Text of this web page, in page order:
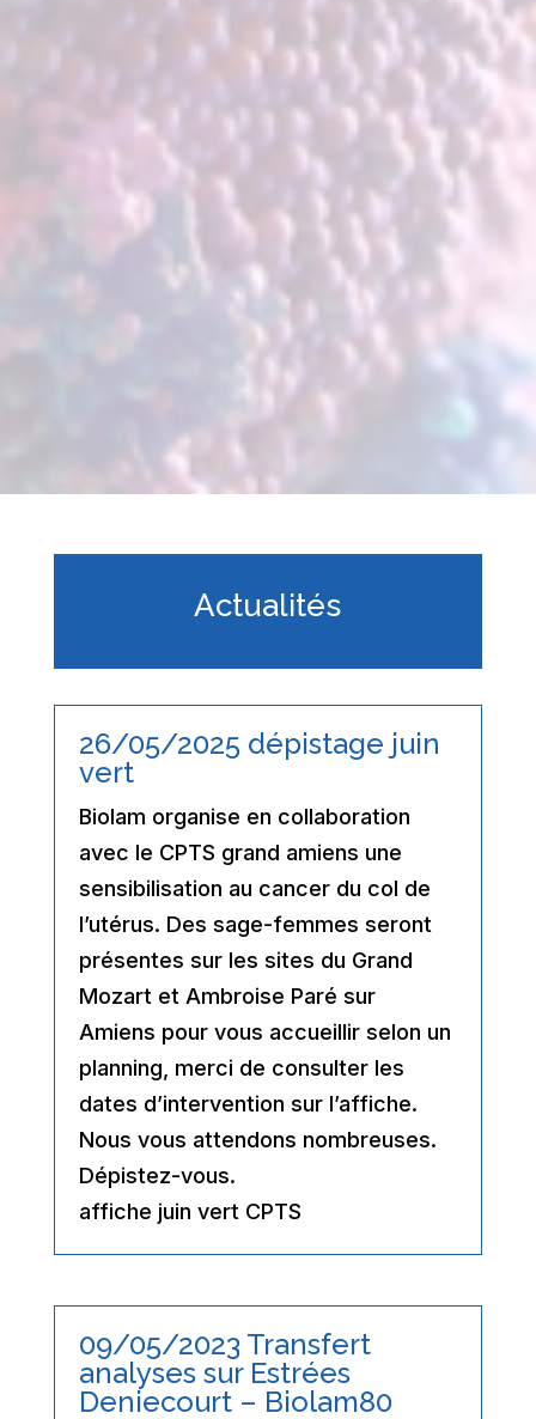
Actualités
26/05/2025 dépistage juin
vert
Biolam organise en collaboration
avec le CPTS grand amiens une
sensibilisation au cancer du col de
l’utérus. Des sage-femmes seront
présentes sur les sites du Grand
Mozart et Ambroise Paré sur
Amiens pour vous accueillir selon un
planning, merci de consulter les
dates d’intervention sur l’affiche.
Nous vous attendons nombreuses.
Dépistez-vous.
affiche juin vert CPTS
09/05/2023 Transfert
analyses sur Estrées
Deniecourt – Biolam80